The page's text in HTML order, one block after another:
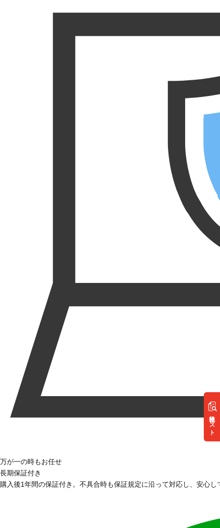
リスト
万が一の時もお任せ
長期保証付き
購入後1年間の保証付き。不具合時も保証規定に沿って対応し、安心